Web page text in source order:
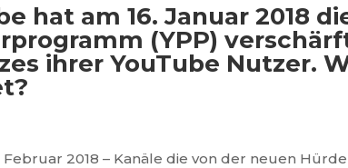
hat am 16. Januar 2018
(YPP)
ihrer YouTube Nutzer.
Februar 2018 – Kanäle die von der neuen